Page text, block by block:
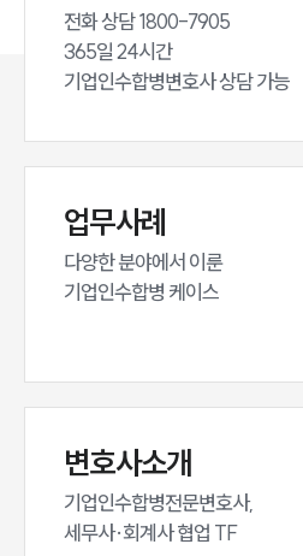
전화 상담 1800-7905
365일 24시간
기업인수합병변호사 상담 가능
업무사례
다양한 분야에서 이룬
기업인수합병 케이스
변호사소개
기업인수합병전문변호사,
세무사·회계사 협업 TF